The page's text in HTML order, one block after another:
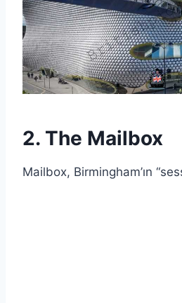
2. The Mailbox
Mailbox, Birmingham’ın